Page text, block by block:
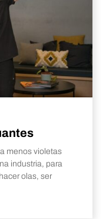
menos violetas
industria, para
olas, ser